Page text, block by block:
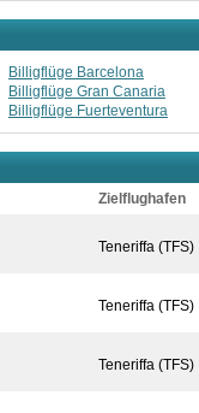
Billigflüge Barcelona
Billigflüge Gran Canaria
Billigflüge Fuerteventura
Zielflughafen
Teneriffa (TFS)
Teneriffa (TFS)
Teneriffa (TFS)